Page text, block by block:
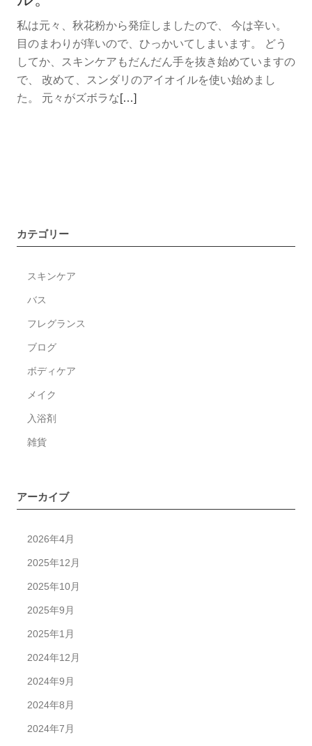
ン
ス
の
新
製
た
私は元々、秋花粉から発症しましたので、 今は辛い。
目のまわりが痒いので、ひっかいてしまいます。 どう
してか、スキンケアもだんだん手を抜き始めていますの
で、 改めて、スンダリのアイオイルを使い始めまし
た。 元々がズボラな続[…]
カテゴリー
スキンケア
バス
フレグランス
ブログ
ボディケア
メイク
入浴剤
雑貨
アーカイブ
2026年4月
2025年12月
2025年10月
2025年9月
2025年1月
2024年12月
2024年9月
2024年8月
2024年7月